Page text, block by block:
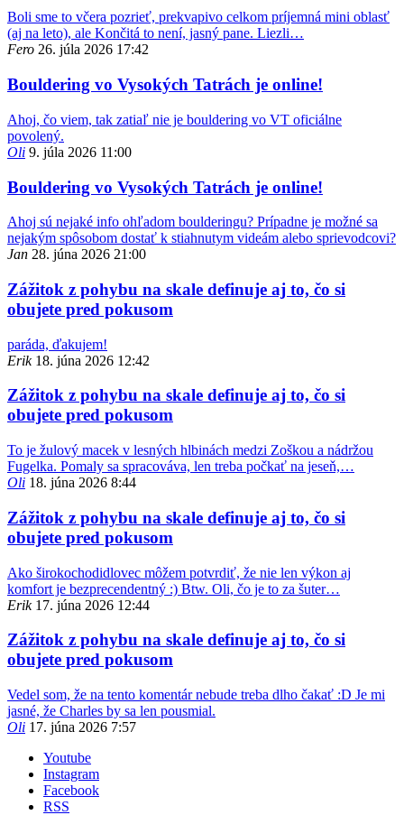
Boli sme to včera pozrieť, prekvapivo celkom príjemná mini oblasť
(aj na leto), ale Končitá to není, jasný pane. Liezli…
Fero 26. júla 2026 17:42
Bouldering vo Vysokých Tatrách je online!
Ahoj, čo viem, tak zatiaľ nie je bouldering vo VT oficiálne
povolený.
Oli 9. júla 2026 11:00
Bouldering vo Vysokých Tatrách je online!
Ahoj sú nejaké info ohľadom boulderingu? Prípadne je možné sa
nejakým spôsobom dostať k stiahnutym videám alebo sprievodcovi?
Jan 28. júna 2026 21:00
Zážitok z pohybu na skale definuje aj to, čo si
obujete pred pokusom
paráda, ďakujem!
Erik 18. júna 2026 12:42
Zážitok z pohybu na skale definuje aj to, čo si
obujete pred pokusom
To je žulový macek v lesných hlbinách medzi Zoškou a nádržou
Fugelka. Pomaly sa spracováva, len treba počkať na jeseň,…
Oli 18. júna 2026 8:44
Zážitok z pohybu na skale definuje aj to, čo si
obujete pred pokusom
Ako širokochodidlovec môžem potvrdiť, že nie len výkon aj
komfort je bezprecendentný :) Btw. Oli, čo je to za šuter…
Erik 17. júna 2026 12:44
Zážitok z pohybu na skale definuje aj to, čo si
obujete pred pokusom
Vedel som, že na tento komentár nebude treba dlho čakať :D Je mi
jasné, že Charles by sa len pousmial.
Oli 17. júna 2026 7:57
Youtube
Instagram
Facebook
RSS